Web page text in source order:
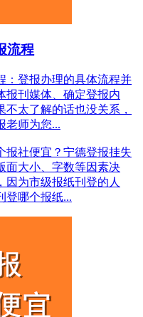
流程
：登报办理的具体流程并
报刊媒体、确定登报内
太了解的话也没关系，
老师为您...
报社便宜？宁德登报挂失
面大小、字数等因素决
因为市级报纸刊登的人
登哪个报纸...